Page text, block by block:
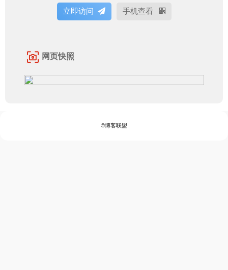
立即访问 手机查看
网页快照
©博客联盟